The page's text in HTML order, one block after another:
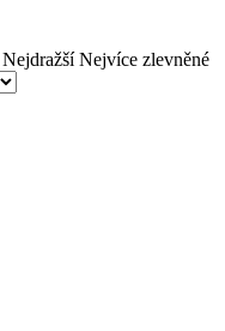
NejdražšíNejvíce zlevněné